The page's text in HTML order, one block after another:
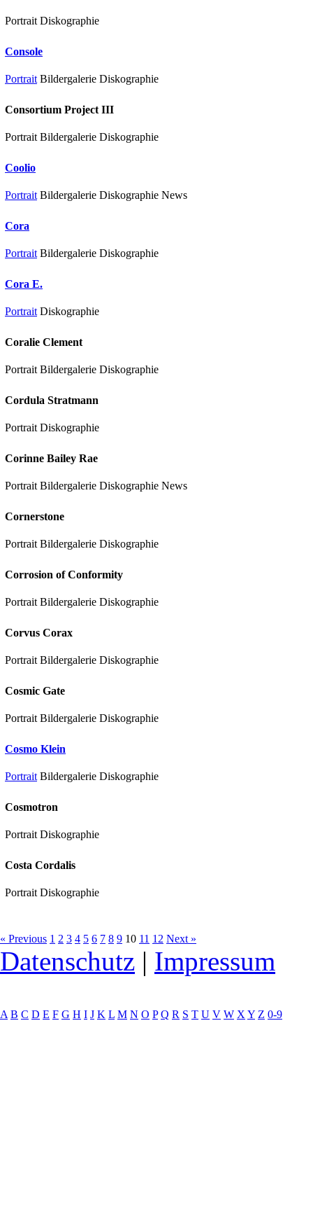
Portrait Diskographie
Console
Portrait Bildergalerie Diskographie
Consortium Project III
Portrait Bildergalerie Diskographie
Coolio
Portrait Bildergalerie Diskographie News
Cora
Portrait Bildergalerie Diskographie
Cora E.
Portrait Diskographie
Coralie Clement
Portrait Bildergalerie Diskographie
Cordula Stratmann
Portrait Diskographie
Corinne Bailey Rae
Portrait Bildergalerie Diskographie News
Cornerstone
Portrait Bildergalerie Diskographie
Corrosion of Conformity
Portrait Bildergalerie Diskographie
Corvus Corax
Portrait Bildergalerie Diskographie
Cosmic Gate
Portrait Bildergalerie Diskographie
Cosmo Klein
Portrait Bildergalerie Diskographie
Cosmotron
Portrait Diskographie
Costa Cordalis
Portrait Diskographie
« Previous 1 2 3 4 5 6 7 8 9 10 11 12 Next »
Datenschutz | Impressum
A B C D E F G H I J K L M N O P Q R S T U V W X Y Z 0-9